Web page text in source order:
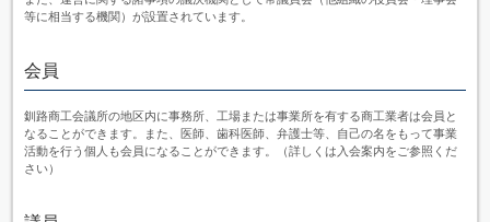
等に相当する機関）が設置されています。
会員
釧路商工会議所の地区内に事務所、工場または事業所を有する商工業者は会員と
なることができます。また、医師、歯科医師、弁護士等、自己の名をもって事業
活動を行う個人も会員になることができます。（詳しくは入会案内をご参照くだ
さい）